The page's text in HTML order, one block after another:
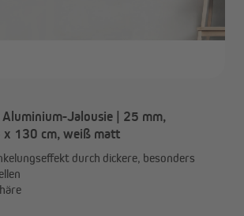
Jalousie | 25 mm,
x 130 cm, weiß matt
durch dickere, besonders